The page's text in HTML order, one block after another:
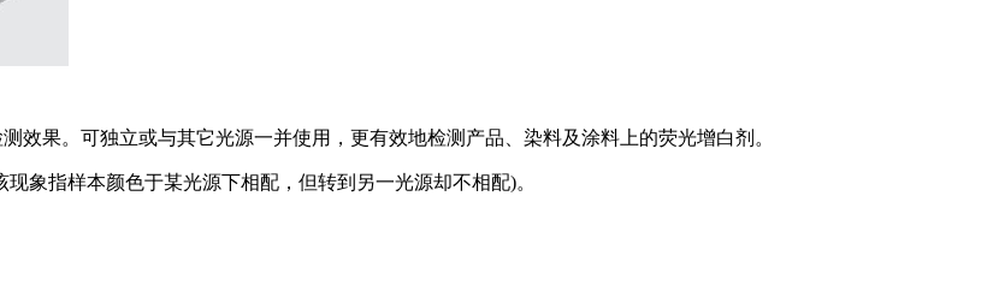
效果。可独立或与其它光源一并使用，更有效地检测产品、染料及涂料上的荧光增白剂。
象指样本颜色于某光源下相配，但转到另一光源却不相配)。